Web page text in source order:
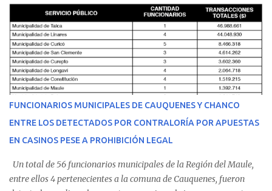
malestares físicos. Dada la complejidad de su estado de salud, el
equipo médico determinó su traslado de urgencia al Hospital
Regional de Talca y dado la urgencia la ambulancia partió hacia
Talca con escolta de Carabineros. En medio del traslado, el
estudiante de medicina de 25 años, se agravó y pese a los esfuerzos
del personal de emergencia terminó falleciendo, sin alcanzar a
recibir atención especializada en el centro de destino. Apenas se
conoció la gravedad de su condición, sus padres —residentes en
Villarrica— se trasladaron a Cauquenes con la esperanza de una
evolución favorable. No obstante, alrededo...
FUNCIONARIOS MUNICIPALES DE CAUQUENES Y CHANCO
ENTRE LOS DETECTADOS POR CONTRALORÍA POR APUESTAS
EN CASINOS PESE A PROHIBICIÓN LEGAL
Un total de 56 funcionarios municipales de la Región del Maule,
entre ellos 4 pertenecientes a la comuna de Cauquenes, fueron